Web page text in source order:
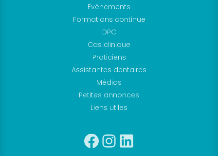
Evénements
Formations continue
DPC
Cas clinique
Praticiens
Assistantes dentaires
Médias
Petites annonces
Liens utiles
Facebook
Instagram